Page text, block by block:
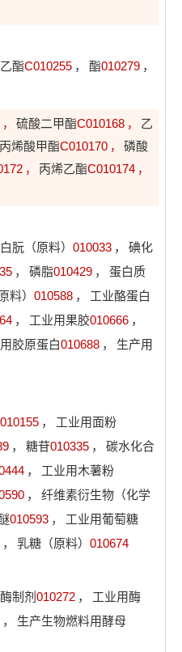
酯C010255 ， 酯010279 ，
， 硫酸二甲酯C010168 ，
乙
烯酸甲酯C010170 ，
磷酸
， 丙烯乙酯C010174 ，
朊（原料） 010033 ，
碘化
， 磷脂010429 ，
蛋白质
料） 010588 ，
工业酪蛋白
， 工业用果胶010666 ，
胶原蛋白010688 ，
生产用
010155 ，
工业用面粉
， 糖苷010335 ，
碳水化合
，
工业用木薯粉
，
纤维素衍生物（化学
010593 ，
工业用葡萄糖
， 乳糖（原料） 010674
制剂 010272 ，
工业用酶
，
生产生物燃料用酵母